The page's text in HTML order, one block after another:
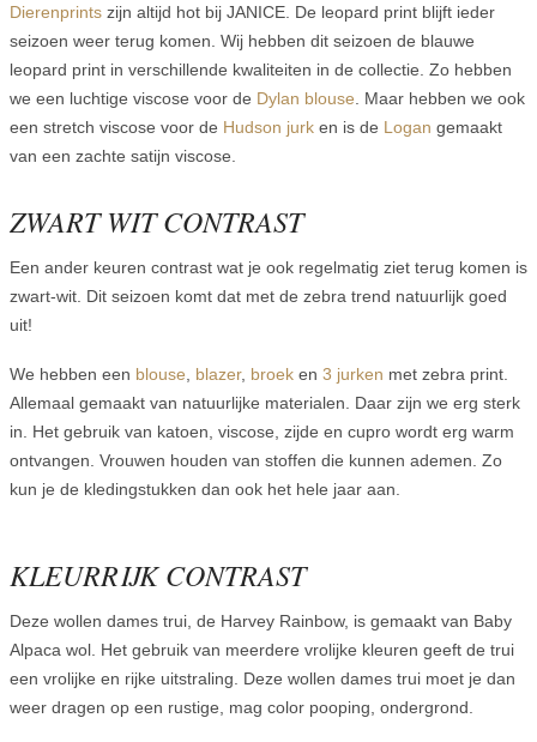
Dierenprints zijn altijd hot bij JANICE. De leopard print blijft ieder
seizoen weer terug komen. Wij hebben dit seizoen de blauwe
leopard print in verschillende kwaliteiten in de collectie. Zo hebben
we een luchtige viscose voor de Dylan blouse . Maar hebben we ook
een stretch viscose voor de Hudson jurk en is de Logan gemaakt
van een zachte satijn viscose.
ZWART WIT CONTRAST
Een ander keuren contrast wat je ook regelmatig ziet terug komen is
zwart-wit. Dit seizoen komt dat met de zebra trend natuurlijk goed
uit!
We hebben een blouse blazer, broek en 3 jurken met zebra print.
Allemaal gemaakt van natuurlijke materialen. Daar zijn we erg sterk
in. Het gebruik van katoen, viscose, zijde en cupro wordt erg warm
ontvangen. Vrouwen houden van stoffen die kunnen ademen. Zo
kun je de kledingstukken dan ook het hele jaar aan.
KLEURRIJK CONTRAST
Deze wollen dames trui, de Harvey Rainbow, is gemaakt van Baby
Alpaca wol. Het gebruik van meerdere vrolijke kleuren geeft de trui
een vrolijke en rijke uitstraling. Deze wollen dames trui moet je dan
weer dragen op een rustige, mag color pooping, ondergrond.